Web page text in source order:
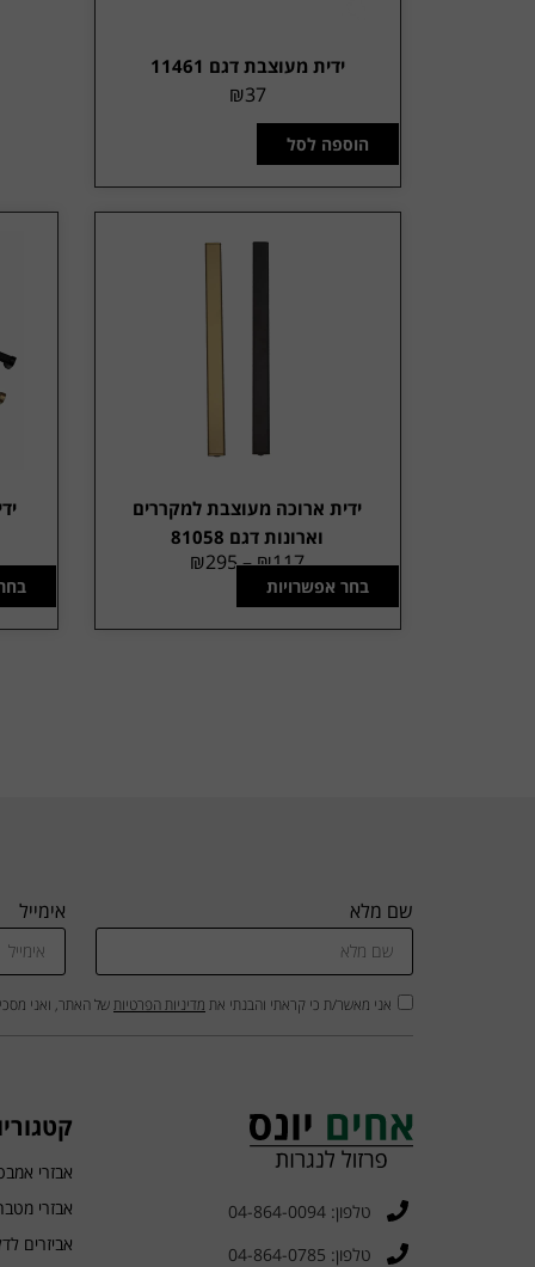
ידית מעוצבת דגם 11461
₪37
הוספה לסל
ידית ארוכה מעוצבת למקררים
וארונות דגם 81058
₪117
–
₪295
בחר אפשרויות
שם מלא אימייל
אני מאשר/ת כי קראתי והבנתי את מדיניות הפרטיותשל האתר, ואני
טלפון: 04-864-0094
טלפון: 04-864-0785
אבזרי
אבזרי
אביזרים